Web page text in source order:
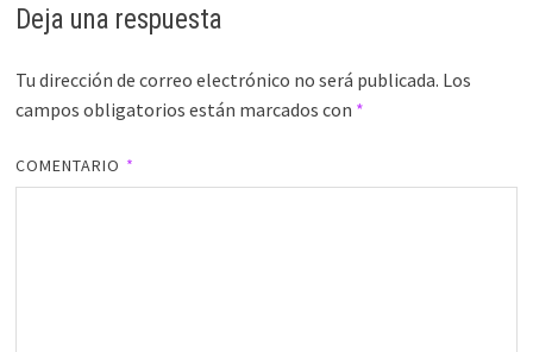
Deja una respuesta
Tu dirección de correo electrónico no será publicada. Los
campos obligatorios están marcados con *
COMENTARIO *